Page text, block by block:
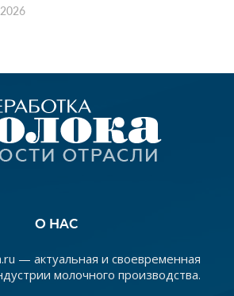
О НАС
— актуальная и своевременная
молочного производства.